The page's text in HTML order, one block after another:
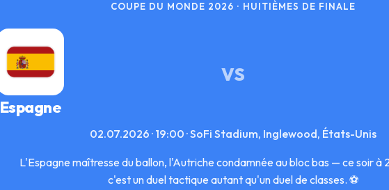
COUPE DU MONDE 2026 · HUITIÈMES DE FINALE
Espagne
VS
02.07.2026 · 19:00 · SoFi Stadium, Inglewood, États-Unis
L'Espagne maîtresse du ballon, l'Autriche condamnée au bloc bas — ce soir à
c'est un duel tactique autant qu'un duel de classes. ⚽